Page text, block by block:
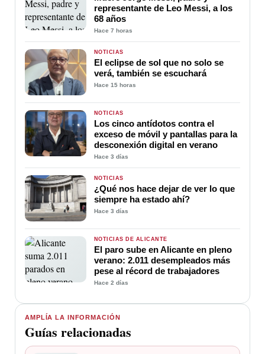
AMPLÍA LA INFORMACIÓN
Guías relacionadas
representante de Leo Messi, a los
68 años
Hace 7 horas
NOTICIAS
El eclipse de sol que no solo se
verá, también se escuchará
Hace 15 horas
NOTICIAS
Los cinco antídotos contra el
exceso de móvil y pantallas para la
desconexión digital en verano
Hace 3 días
NOTICIAS
¿Qué nos hace dejar de ver lo que
siempre ha estado ahí?
Hace 3 días
NOTICIAS DE ALICANTE
El paro sube en Alicante en pleno
verano: 2.011 desempleados más
pese al récord de trabajadores
Hace 2 días